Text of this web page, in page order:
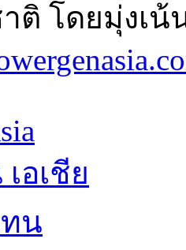
ติ โดยมุ่งเ
เอเชีย
น